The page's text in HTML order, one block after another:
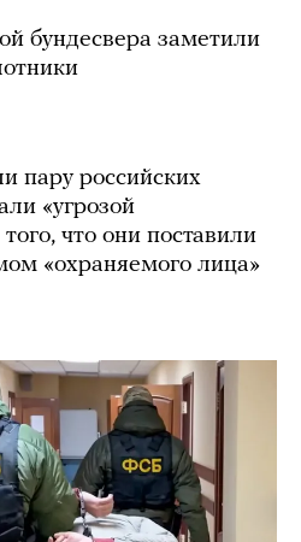
бундесвера заметили
пару российских
«угрозой
что они поставили
«охраняемого лица»